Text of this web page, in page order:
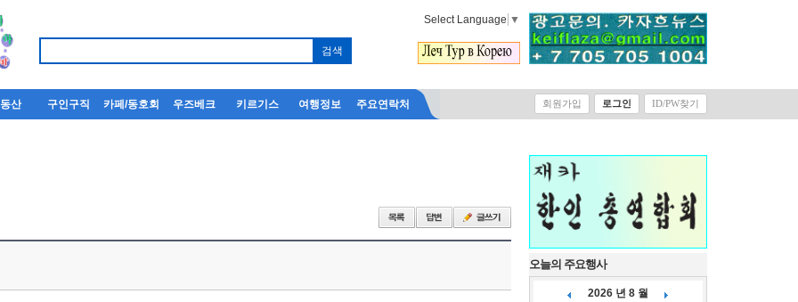
Select Language ▼
산 구인구직 카페/동호회 우즈베크 키르기스 여행정보 주요연락처 회원가입 로그인 ID/PW찾기
오늘의 주요행사
2026 년 8 월